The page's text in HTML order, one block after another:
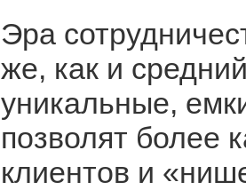
Эра
же, как и
уникальные,
позволят более
клиентов и